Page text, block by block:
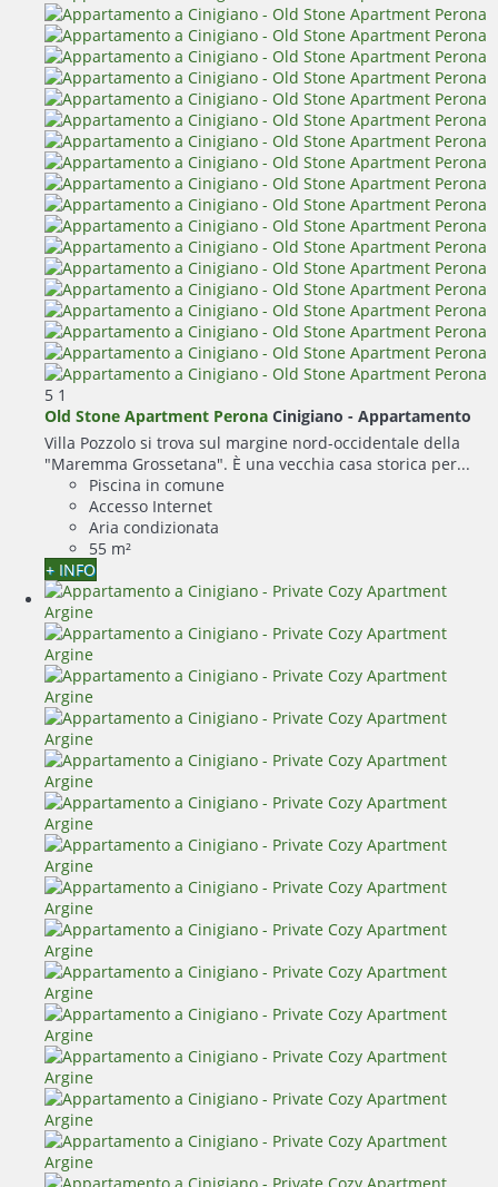
5 1
Old Stone Apartment Perona Cinigiano - Appartamento
Villa Pozzolo si trova sul margine nord-occidentale della
"Maremma Grossetana". È una vecchia casa storica per...
Piscina in comune
Accesso Internet
Aria condizionata
55 m²
+ INFO